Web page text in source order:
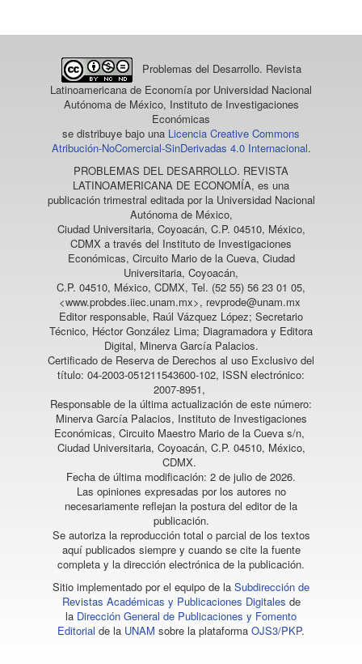
Problemas del Desarrollo. Revista
Latinoamericana de Economía por Universidad Nacional
Autónoma de México, Instituto de Investigaciones
Económicas
se distribuye bajo una Licencia Creative Commons
Atribución-NoComercial-SinDerivadas 4.0 Internacional.
PROBLEMAS DEL DESARROLLO. REVISTA
LATINOAMERICANA DE ECONOMÍA, es una
publicación trimestral editada por la Universidad Nacional
Autónoma de México,
Ciudad Universitaria, Coyoacán, C.P. 04510, México,
CDMX a través del Instituto de Investigaciones
Económicas, Circuito Mario de la Cueva, Ciudad
Universitaria, Coyoacán,
C.P. 04510, México, CDMX, Tel. (52 55) 56 23 01 05,
<www.probdes.iiec.unam.mx>, revprode@unam.mx
Editor responsable, Raúl Vázquez López; Secretario
Técnico, Héctor González Lima; Diagramadora y Editora
Digital, Minerva García Palacios.
Certificado de Reserva de Derechos al uso Exclusivo del
título: 04-2003-051211543600-102, ISSN electrónico:
2007-8951,
Responsable de la última actualización de este número:
Minerva García Palacios, Instituto de Investigaciones
Económicas, Circuito Maestro Mario de la Cueva s/n,
Ciudad Universitaria, Coyoacán, C.P. 04510, México,
CDMX.
Fecha de última modificación: 2 de julio de 2026.
Las opiniones expresadas por los autores no
necesariamente reflejan la postura del editor de la
publicación.
Se autoriza la reproducción total o parcial de los textos
aquí publicados siempre y cuando se cite la fuente
completa y la dirección electrónica de la publicación.
Sitio implementado por el equipo de la Subdirección de
Revistas Académicas y Publicaciones Digitales de
la Dirección General de Publicaciones y Fomento
Editorial de la UNAM sobre la plataforma OJS3/PKP.